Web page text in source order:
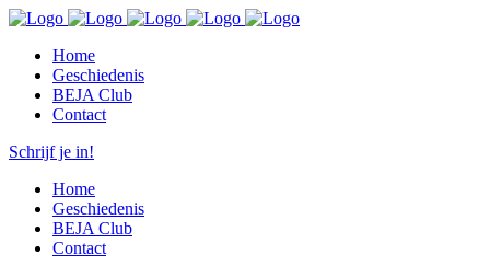
Home
Geschiedenis
BEJA Club
Contact
Schrijf je in!
Home
Geschiedenis
BEJA Club
Contact